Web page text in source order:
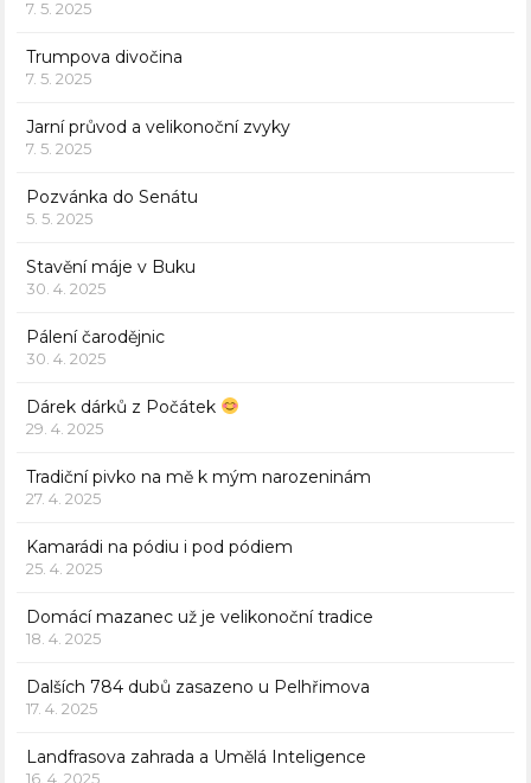
7. 5. 2025
Trumpova divočina
7. 5. 2025
Jarní průvod a velikonoční zvyky
7. 5. 2025
Pozvánka do Senátu
5. 5. 2025
Stavění máje v Buku
30. 4. 2025
Pálení čarodějnic
30. 4. 2025
Dárek dárků z Počátek
29. 4. 2025
Tradiční pivko na mě k mým narozeninám
27. 4. 2025
Kamarádi na pódiu i pod pódiem
25. 4. 2025
Domácí mazanec už je velikonoční tradice
18. 4. 2025
Dalších 784 dubů zasazeno u Pelhřimova
17. 4. 2025
Landfrasova zahrada a Umělá Inteligence
16. 4. 2025